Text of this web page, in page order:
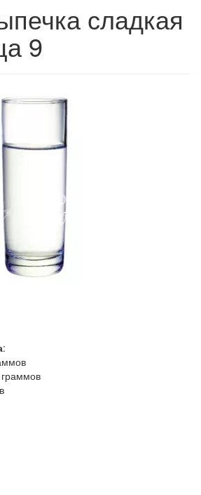
сладкая
9
: